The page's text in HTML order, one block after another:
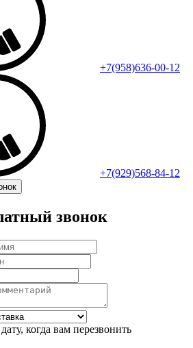
+7(958)636-00-12
+7(929)568-84-12
звонок
когда вам перезвонить